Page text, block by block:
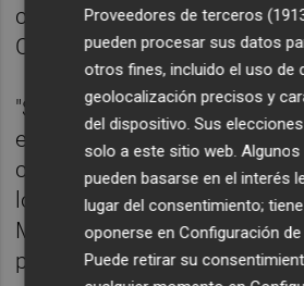
cumple con el ciudadano,
Consell pone en valor".
"Se demuestra, una vez
entendida como vocación
ciudadano es la que hoy
los ciudadanos". "La
Mus es una muestra más de
provincia suma y mucho al
Proveedores de terceros
pueden procesar sus datos
otros fines, incluido el uso de
geolocalización precisos y
del dispositivo. Sus
solo a este sitio web.
pueden basarse en el interés
lugar del consentimiento;
oponerse enConfiguración
Puede retirar su